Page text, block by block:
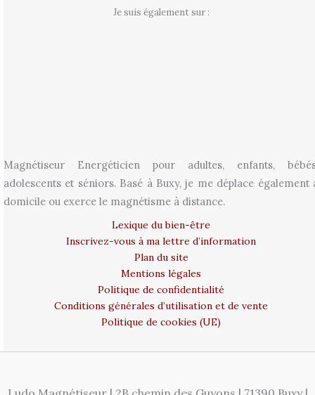
Je suis également sur :
Magnétiseur Energéticien pour adultes, enfants,
adolescents et séniors. Basé à Buxy, je me déplace également
domicile ou exerce le magnétisme à distance.
Lexique du bien-être
Inscrivez-vous à ma lettre d’information
Plan du site
Mentions légales
Politique de confidentialité
Conditions générales d’utilisation et de vente
Politique de cookies (UE)